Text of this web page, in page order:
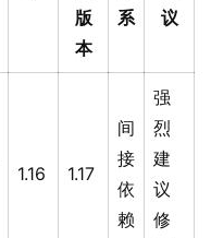
版
本
系
议
1.16 1.17
间
接
依
赖
强
烈
建
议
修